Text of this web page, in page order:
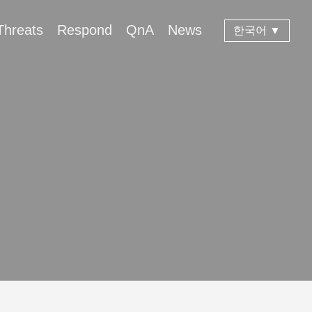
Respond QnA News 한국어 ▼